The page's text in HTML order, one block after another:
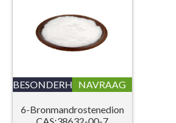
BESONDERHEDENAVRAAG
6-Bronmandrostenedion